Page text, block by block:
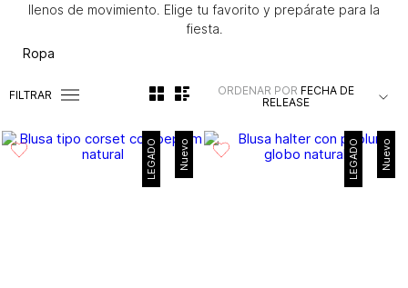
llenos de movimiento. Elige tu favorito y prepárate para la
fiesta.
Ropa
FILTRAR ORDENAR POR FECHA DE
RELEASE
Nuevo
LEGADO Nuevo
LEGADO